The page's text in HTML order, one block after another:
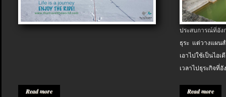
Read more
ประสบการณ์ที่อัง
ธุระ แต่วางแผน
เอาไปใช้เป็นไอ
เวลาไปธุระกิจที่อั
Read more